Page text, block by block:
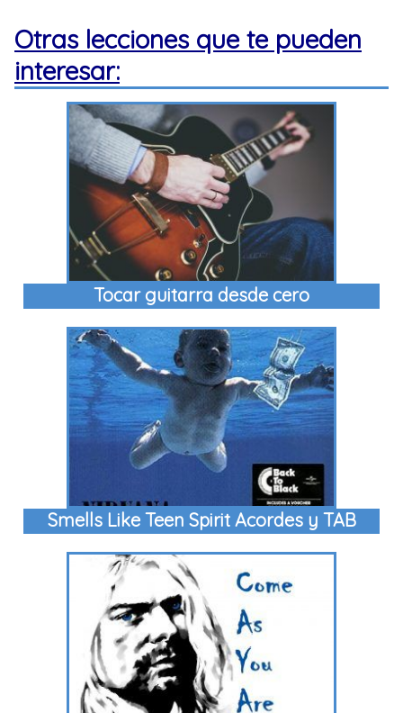
Otras lecciones que te pueden
interesar:
Tocar guitarra desde cero
Smells Like Teen Spirit Acordes y TAB